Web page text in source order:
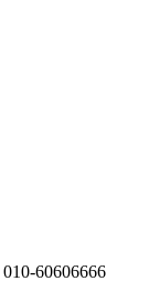
60606666